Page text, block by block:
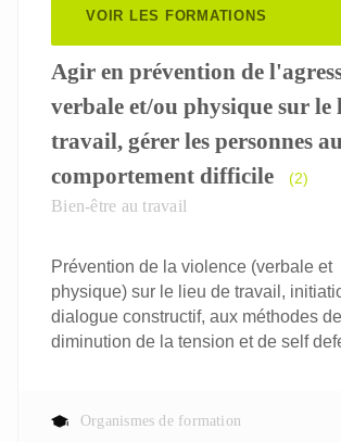
VOIR LES FORMATIONS
Agir en prévention de
verbale et/ou physique sur le
travail, gérer les personnes au
comportement difficile
(2)
Bien-être au travail
Prévention de la violence (verbale et
physique) sur le lieu de travail,
dialogue constructif, aux méthodes de
diminution de la tension et de self
Organismes de formation